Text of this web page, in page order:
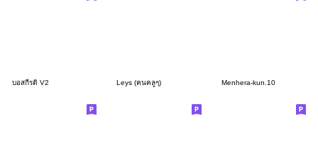
บอสกีรติ V2 Leys (คนคลูๆ) Menhera-kun.10